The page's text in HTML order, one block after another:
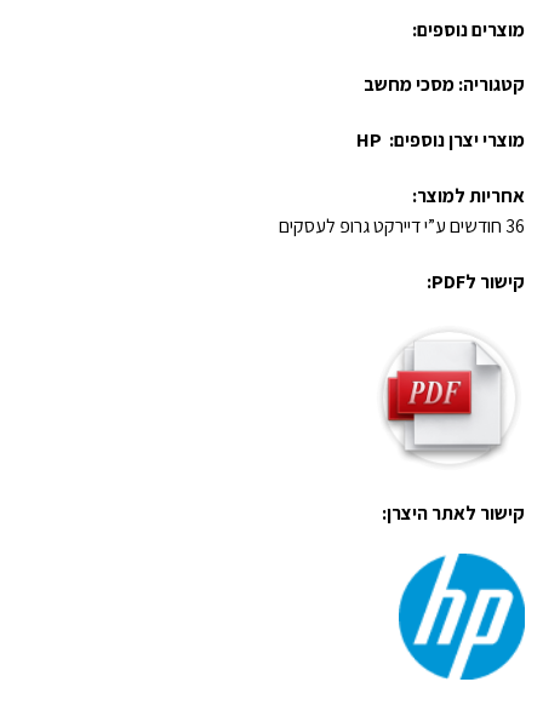
מוצרים נוספים:
קטגוריה:מסכי מחשב
מוצרי יצרן נוספים: HP
אחריות למוצר:
36 חודשים ע”י דיירקט גרופ לעסקים
קישור לPDF:
קישור לאתר היצרן: